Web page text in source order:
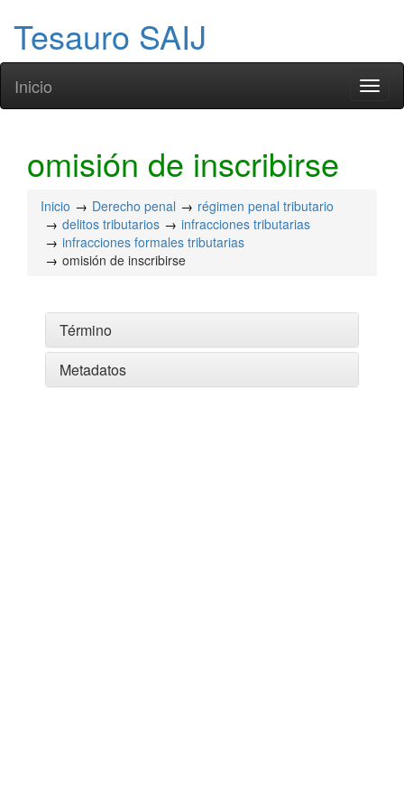
Tesauro SAIJ
Inicio
omisión de inscribirse
Inicio Derecho penal
régimen penal tributario
delitos tributarios
infracciones tributarias
infracciones formales tributarias
omisión de inscribirse
Término
Metadatos